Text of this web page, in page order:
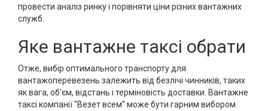
провести аналіз ринку і порівняти ціни різних вантажних
служб.
Яке вантажне таксі обрати
Отже, вибір оптимального транспорту для
вантажоперевезень залежить від безлічі чинників, таких
як вага, об'єм, відстань і терміновість доставки. Вантажне
таксі компанії "Везет всем" може бути гарним вибором